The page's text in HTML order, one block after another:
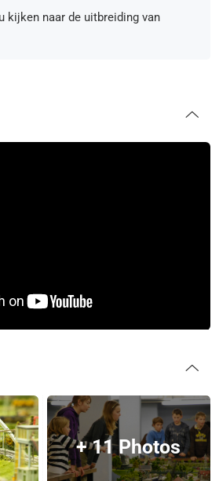
kijken naar de uitbreiding van
+ 11 Photos